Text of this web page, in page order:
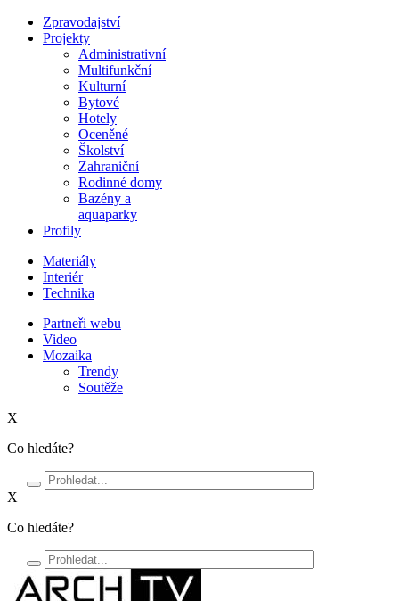
Zpravodajství
Projekty
Administrativní
Multifunkční
Kulturní
Bytové
Hotely
Oceněné
Školství
Zahraniční
Rodinné domy
Bazény a
aquaparky
Profily
Materiály
Interiér
Technika
Partneři webu
Video
Mozaika
Trendy
Soutěže
X
Co hledáte?
X
Co hledáte?